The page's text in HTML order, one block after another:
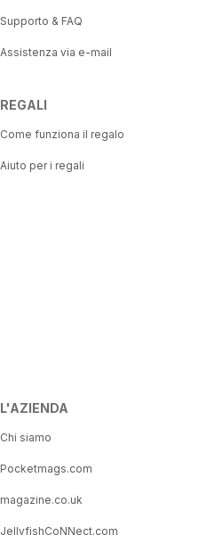
Supporto & FAQ
Assistenza via e-mail
REGALI
Come funziona il regalo
Aiuto per i regali
L'AZIENDA
Chi siamo
Pocketmags.com
magazine.co.uk
JellyfishCoNNect.com